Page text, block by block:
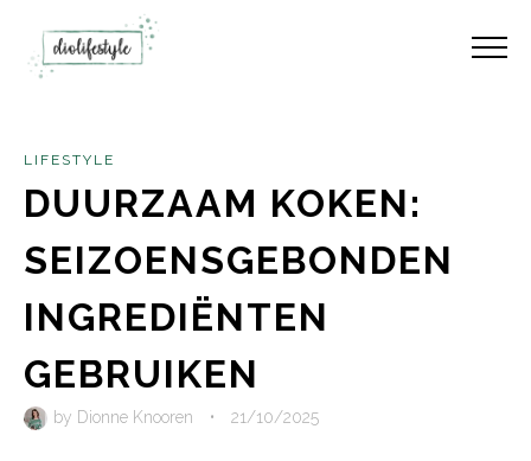
LIFESTYLE
DUURZAAM KOKEN:
SEIZOENSGEBONDEN
INGREDIËNTEN
GEBRUIKEN
by Dionne Knooren • 21/10/2025